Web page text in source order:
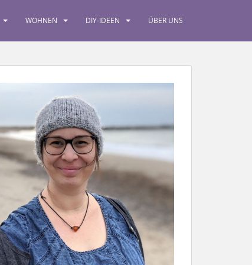
WOHNEN DIY-IDEEN ÜBER UNS